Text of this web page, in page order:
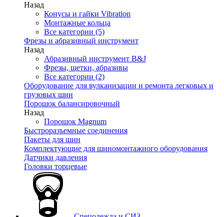
Назад
Конусы и гайки Vibration
Монтажные кольца
Все категории (5)
Фрезы и абразивный инструмент
Назад
Абразивный инструмент B&J
Фрезы, щетки, абразивы
Все категории (2)
Оборудование для вулканизации и ремонта легковых и
грузовых шин
Порошок балансировочный
Назад
Порошок Magnum
Быстроразъемные соединения
Пакеты для шин
Комплектующие для шиномонтажного оборудования
Датчики давления
Головки торцевые